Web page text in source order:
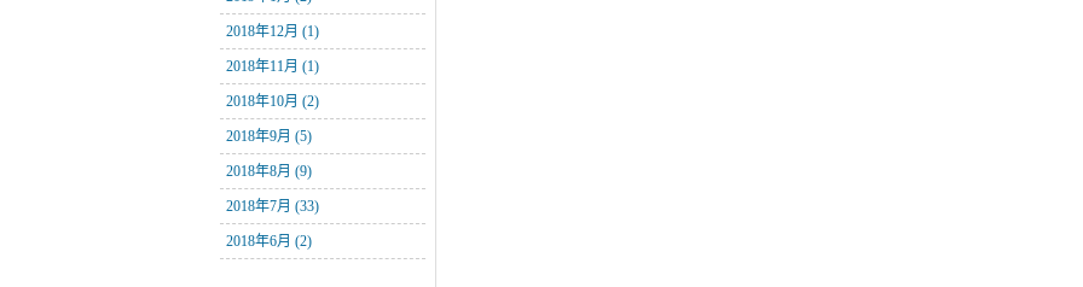
2018年12月 (1)
2018年11月 (1)
2018年10月 (2)
2018年9月 (5)
2018年8月 (9)
2018年7月 (33)
2018年6月 (2)